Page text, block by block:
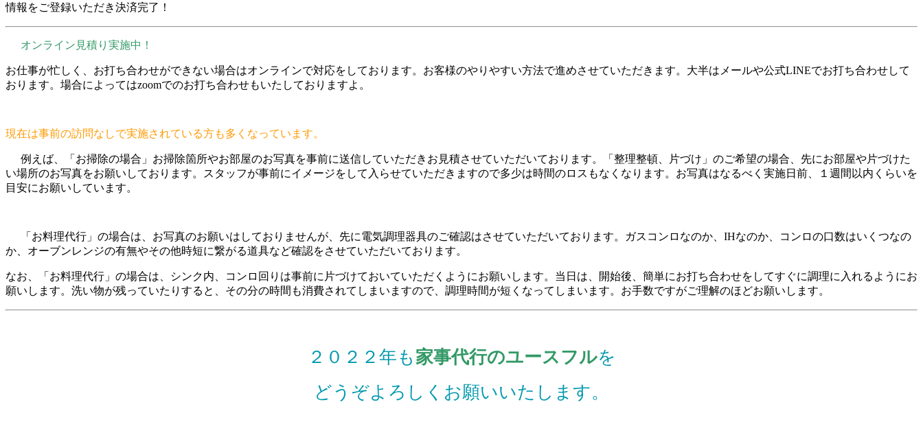
情報をご登録いただき決済完了！
オンライン見積り実施中！
お仕事が忙しく、お打ち合わせができない場合はオンラインで対応をしております。お客様のやりやすい方法で進めさせていただきます。大半はメールや公式LINEでお打ち合わせして
おります。場合によってはzoomでのお打ち合わせもいたしておりますよ。
現在は事前の訪問なしで実施されている方も多くなっています。
例えば、「お掃除の場合」お掃除箇所やお部屋のお写真を事前に送信していただきお見積させていただいております。「整理整頓、片づけ」のご希望の場合、先にお部屋や片づけた
い場所のお写真をお願いしております。スタッフが事前にイメージをして入らせていただきますので多少は時間のロスもなくなります。お写真はなるべく実施日前、１週間以内くらいを
目安にお願いしています。
「お料理代行」の場合は、お写真のお願いはしておりませんが、先に電気調理器具のご確認はさせていただいております。ガスコンロなのか、IHなのか、コンロの口数はいくつなの
か、オーブンレンジの有無やその他時短に繋がる道具など確認をさせていただいております。
なお、「お料理代行」の場合は、シンク内、コンロ回りは事前に片づけておいていただくようにお願いします。当日は、開始後、簡単にお打ち合わせをしてすぐに調理に入れるようにお
願いします。洗い物が残っていたりすると、その分の時間も消費されてしまいますので、調理時間が短くなってしまいます。お手数ですがご理解のほどお願いします。
２０２２年も 家事代行のユースフルを
どうぞよろしくお願いいたします。